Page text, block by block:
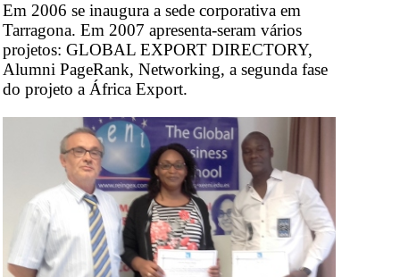
Em 2006 se inaugura a sede corporativa em
Tarragona. Em 2007 apresenta-seram vários
projetos: GLOBAL EXPORT DIRECTORY,
Alumni PageRank, Networking, a segunda fase
do projeto a África Export.